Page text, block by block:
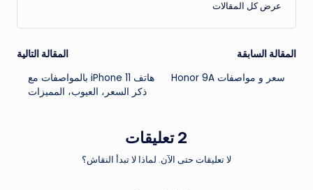
عرض كل المقالات
تصفّح
المقالات
المقالة السابقة
سعر و مواصفات Honor 9A
المقالة التالية
هاتف iPhone 11 بالمواصفات مع
ذكر السعر، العيوب، المميزات
2 تعليقات
لا تعليقات حتى الآن. لماذا لا تبدأ النقاش؟